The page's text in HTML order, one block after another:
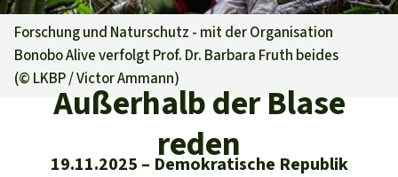
Informieren
Aktuelles
Erfolge
Alle News
Unsere Themen
Der Regenwald
Regenwald Report
Erfolge
Dringender Spendenaufruf
Regenwald-Urkunden
Fragen & Antworten
Testament
Forschung und Naturschutz - mit der Organisation
Bonobo Alive verfolgt Prof. Dr. Barbara Fruth beides
(© LKBP / Victor Ammann)
Außerhalb der Blase
reden
19.11.2025
Demokratische Republik